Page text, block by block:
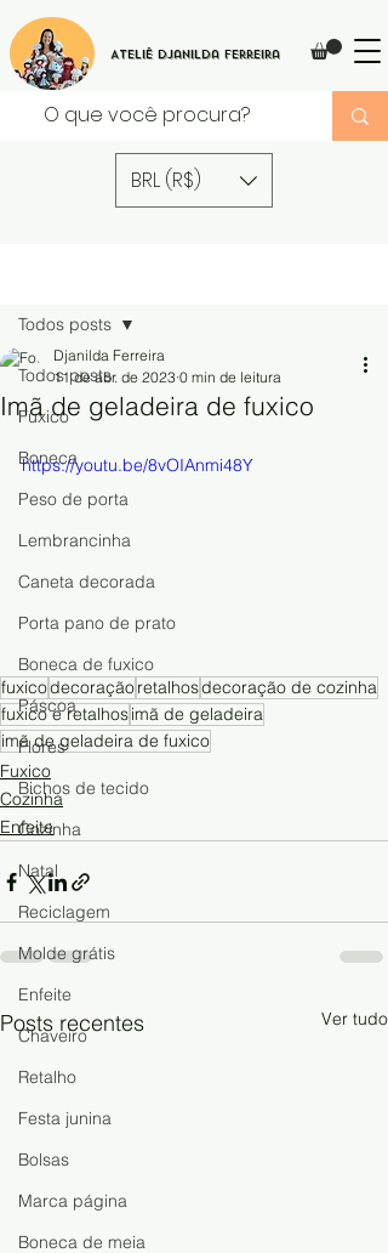
Ateliê Djanilda Ferreira
BRL (R$)
Todos posts
Fuxico
Boneca
Peso de porta
Lembrancinha
Caneta decorada
Porta pano de prato
Boneca de fuxico
Páscoa
Flores
Bichos de tecido
Cozinha
Natal
Reciclagem
Molde grátis
Enfeite
Chaveiro
Retalho
Festa junina
Bolsas
Marca página
Boneca de meia
Todos posts
Imã de geladeira de fuxico
Djanilda Ferreira
11 de abr. de 2023 0 min de leitura
https://youtu.be/8vOIAnmi48Y
fuxicodecoraçãoretalhosdecoração de cozinha
fuxico e retalhosimã de geladeira
imã de geladeira de fuxico
Fuxico
Cozinha
Enfeite
Posts recentes Ver tudo